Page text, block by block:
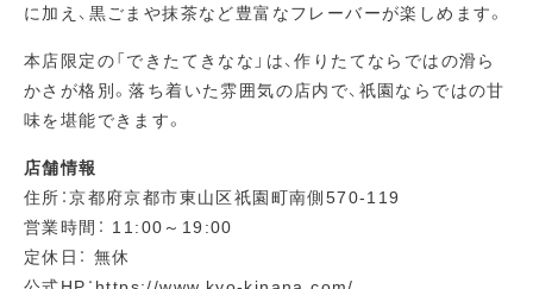
に加え、黒ごまや抹茶など豊富なフレーバーが楽しめます。
本店限定の「できたてきなな」は、作りたてならではの滑ら
かさが格別。落ち着いた雰囲気の店内で、祇園ならではの甘
味を堪能できます。
店舗情報
住所：京都府京都市東山区祇園町南側570-119
営業時間： 11:00～19:00
定休日： 無休